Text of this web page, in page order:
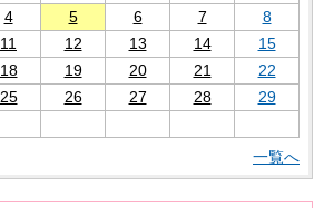
4 5 6 7
8
11 12 13 14
15
18 19 20 21
22
25 26 27 28
29
一覧へ